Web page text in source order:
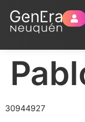
30944927